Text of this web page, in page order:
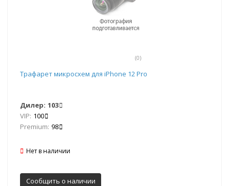
(0)
Трафарет микросхем для iPhone 12 Pro
Дилер: 103
VIP: 100
Premium: 98
Нет в наличии
Сообщить о наличии